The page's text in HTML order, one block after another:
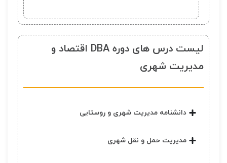
لیست درس های دوره DBA اقتصاد و
مدیریت شهری
دانشنامه مدیریت شهری و روستایی
مدیریت حمل و نقل شهری